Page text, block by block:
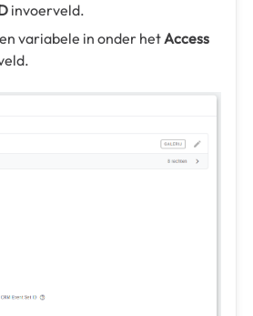
invoerveld.
variabele in onder het Access